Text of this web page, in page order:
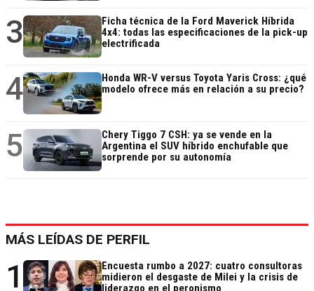
3
Ficha técnica de la Ford Maverick Híbrida
4x4: todas las especificaciones de la pick-up
electrificada
4
Honda WR-V versus Toyota Yaris Cross: ¿qué
modelo ofrece más en relación a su precio?
5
Chery Tiggo 7 CSH: ya se vende en la
Argentina el SUV híbrido enchufable que
sorprende por su autonomía
MÁS LEÍDAS DE PERFIL
1
Encuesta rumbo a 2027: cuatro consultoras
midieron el desgaste de Milei y la crisis de
liderazgo en el peronismo